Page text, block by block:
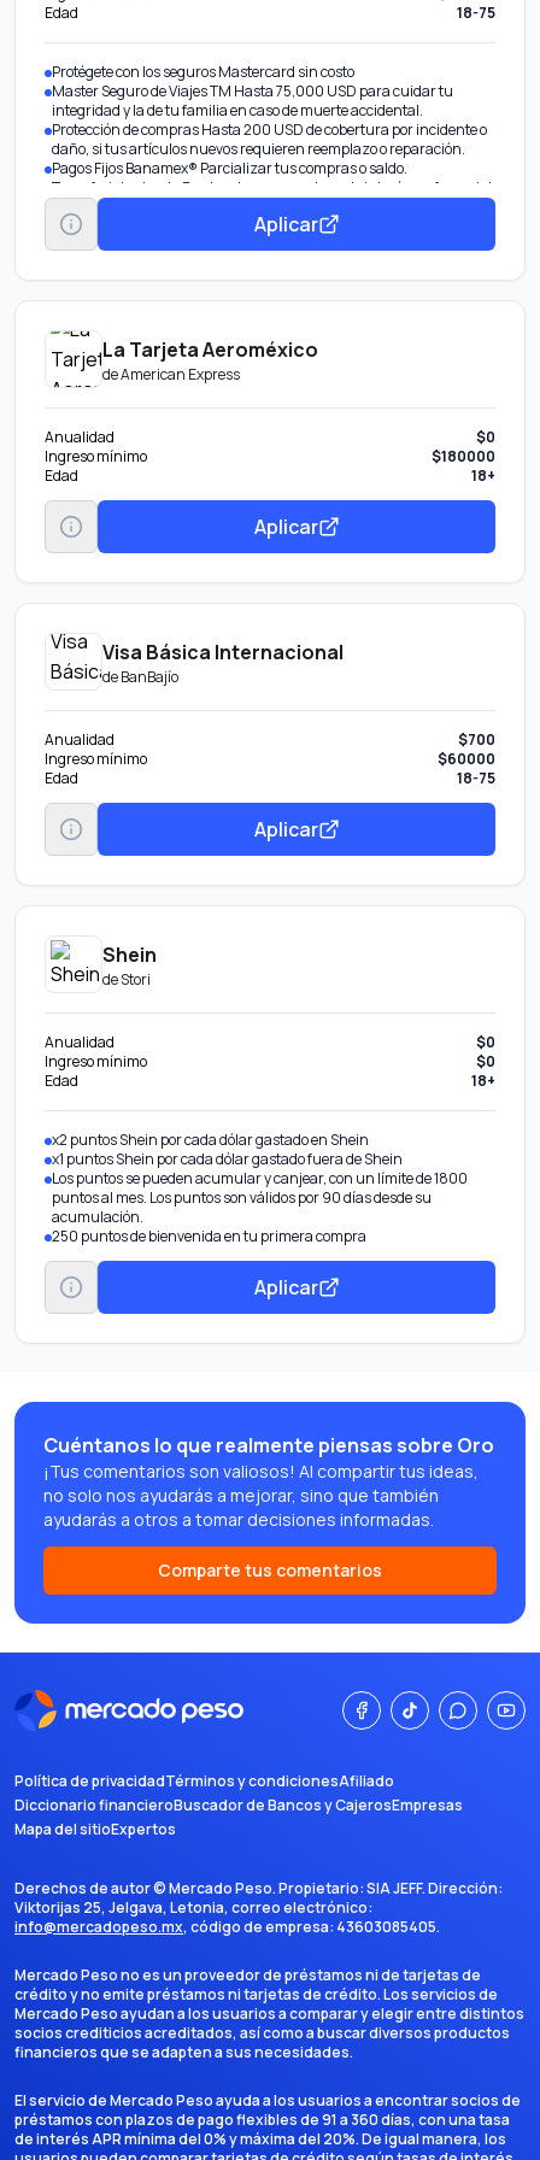
9 meses con intereses Tasa de interés del 22% anual fija.
Edad
18-75
Protégete con los seguros Mastercard sin costo
Master Seguro de Viajes TM Hasta 75,000 USD para cuidar tu
integridad y la de tu familia en caso de muerte accidental.
Protección de compras Hasta 200 USD de cobertura por incidente o
daño, si tus artículos nuevos requieren reemplazo o reparación.
Pagos Fijos Banamex® Parcializar tus compras o saldo.
Transferir tu deuda De otros bancos con tasa de interés preferencial.
Aumentar tu línea de crédito Obtén más en tu tarjeta por tu buen
comportamiento.
Disponible Banamex Convierte parte de tu línea de crédito en efectivo
Aplicar
La Tarjeta Aeroméxico
deAmerican Express
Anualidad
$0
Ingreso mínimo
$180000
Edad
18+
Aplicar
Visa Básica Internacional
deBanBajío
Anualidad
$700
Ingreso mínimo
$60000
Edad
18-75
Aplicar
Shein
deStori
Anualidad
$0
Ingreso mínimo
$0
Edad
18+
x2 puntos Shein por cada dólar gastado en Shein
x1 puntos Shein por cada dólar gastado fuera de Shein
Los puntos se pueden acumular y canjear, con un límite de 1800
puntos al mes. Los puntos son válidos por 90 días desde su
acumulación.
250 puntos de bienvenida en tu primera compra
Aplicar
Cuéntanos lo que realmente piensas sobre Oro
¡Tus comentarios son valiosos! Al compartir tus ideas,
no solo nos ayudarás a mejorar, sino que también
ayudarás a otros a tomar decisiones informadas.
Comparte tus comentarios
Política de privacidadTérminos y condicionesAfiliado
Diccionario financieroBuscador de Bancos y CajerosEmpresas
Mapa del sitioExpertos
Derechos de autor ©Mercado Peso. Propietario:SIA JEFF. Dirección:
Viktorijas 25, Jelgava, Letonia, correo electrónico:
info@mercadopeso.mx, código de empresa: 43603085405.
Mercado Peso no es un proveedor de préstamos ni de tarjetas de
crédito y no emite préstamos ni tarjetas de crédito. Los servicios de
Mercado Peso ayudan a los usuarios a comparar y elegir entre distintos
socios crediticios acreditados, así como a buscar diversos productos
financieros que se adapten a sus necesidades.
El servicio de Mercado Peso ayuda a los usuarios a encontrar socios de
préstamos con plazos de pago flexibles de 91 a 360 días, con una tasa
de interés APR mínima del 0% y máxima del 20%. De igual manera, los